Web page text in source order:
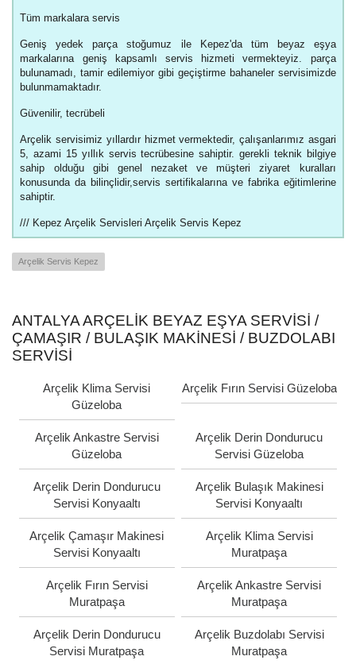
Tüm markalara servis
Geniş yedek parça stoğumuz ile Kepez'da tüm beyaz eşya
markalarına geniş kapsamlı servis hizmeti vermekteyiz. parça
bulunamadı, tamir edilemiyor gibi geçiştirme bahaneler servisimizde
bulunmamaktadır.
Güvenilir, tecrübeli
Arçelik servisimiz yıllardır hizmet vermektedir, çalışanlarımız asgari
5, azami 15 yıllık servis tecrübesine sahiptir. gerekli teknik bilgiye
sahip olduğu gibi genel nezaket ve müşteri ziyaret kuralları
konusunda da bilinçlidir,servis sertifikalarına ve fabrika eğitimlerine
sahiptir.
/// Kepez Arçelik Servisleri Arçelik Servis Kepez
Arçelik Servis Kepez
ANTALYA ARÇELIK BEYAZ EŞYA SERVISI /
ÇAMAŞIR / BULAŞIK MAKINESI / BUZDOLABI
SERVISI
Arçelik Klima Servisi
Güzeloba
Arçelik Fırın Servisi Güzeloba
Arçelik Ankastre Servisi
Güzeloba
Arçelik Derin Dondurucu
Servisi Güzeloba
Arçelik Derin Dondurucu
Servisi Konyaaltı
Arçelik Bulaşık Makinesi
Servisi Konyaaltı
Arçelik Çamaşır Makinesi
Servisi Konyaaltı
Arçelik Klima Servisi
Muratpaşa
Arçelik Fırın Servisi
Muratpaşa
Arçelik Ankastre Servisi
Muratpaşa
Arçelik Derin Dondurucu
Servisi Muratpaşa
Arçelik Buzdolabı Servisi
Muratpaşa